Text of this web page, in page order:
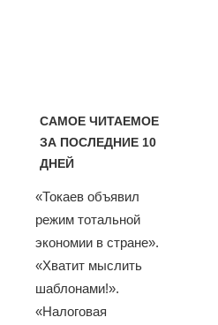
САМОЕ ЧИТАЕМОЕ
ЗА ПОСЛЕДНИЕ 10
ДНЕЙ
«Токаев объявил
режим тотальной
экономии в стране».
«Хватит мыслить
шаблонами!».
«Налоговая